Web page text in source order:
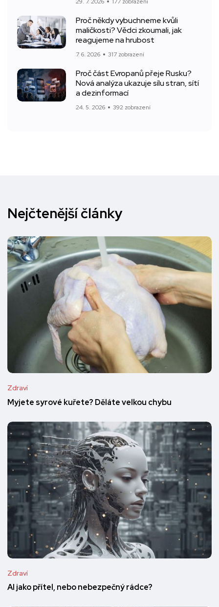
29. 7. 2026 177 zobrazení
Proč někdy vybuchneme kvůli
maličkosti? Vědci zkoumali, jak
reagujeme na hrubost
7. 6. 2026 317 zobrazení
Proč část Evropanů přeje Rusku?
Nová analýza ukazuje sílu stran, sítí
a dezinformací
24. 5. 2026 392 zobrazení
Nejčtenější články
Zdraví
Myjete syrové kuřete? Děláte velkou chybu
Zdraví
AI jako přítel, nebo nebezpečný rádce?